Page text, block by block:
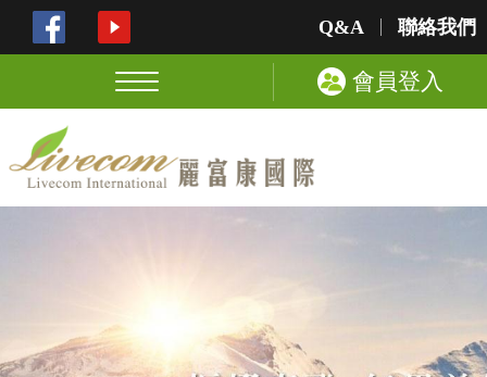
Q&A 聯絡我們
會員登入